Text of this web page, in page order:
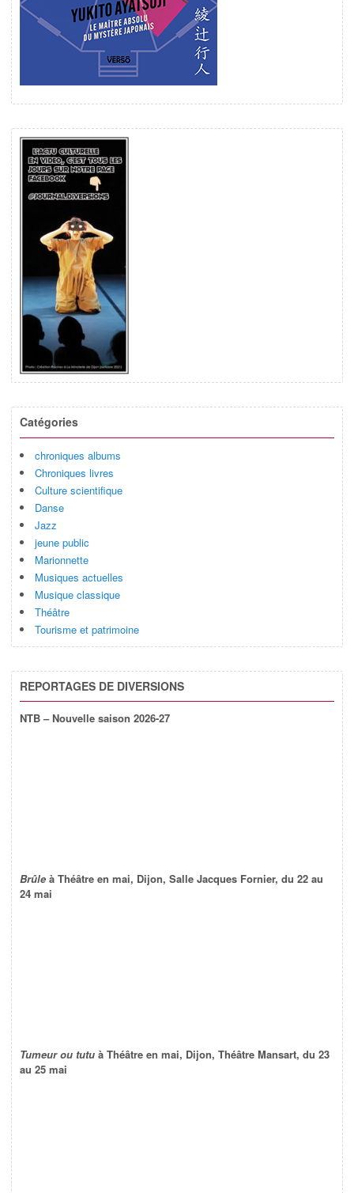
Catégories
chroniques albums
Chroniques livres
Culture scientifique
Danse
Jazz
jeune public
Marionnette
Musiques actuelles
Musique classique
Théâtre
Tourisme et patrimoine
REPORTAGES DE DIVERSIONS
NTB – Nouvelle saison 2026-27
Brûle à Théâtre en mai, Dijon, Salle Jacques Fornier, du 22 au
24 mai
Tumeur ou tutu à Théâtre en mai, Dijon, Théâtre Mansart, du 23
au 25 mai